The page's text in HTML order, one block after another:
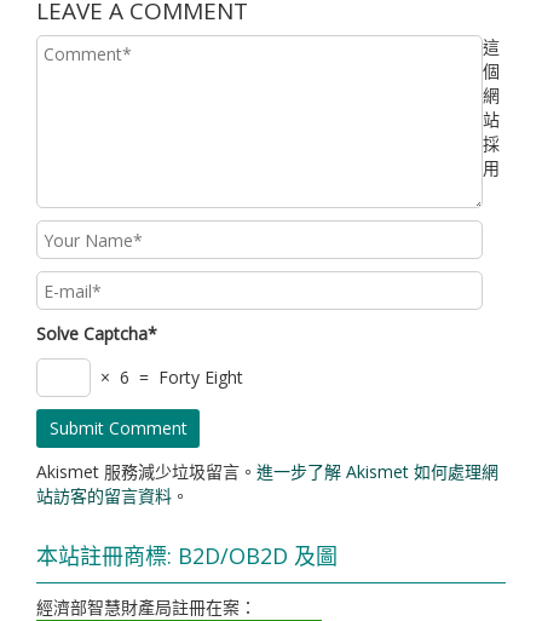
LEAVE A COMMENT
Solve Captcha*
× 6 = Forty Eight
這
個
網
站
採
用
Akismet 服務減少垃圾留言。 進一步了解 Akismet 如何處理網
站訪客的留言資料 。
本站註冊商標: B2D/OB2D 及圖
經濟部智慧財產局註冊在案：